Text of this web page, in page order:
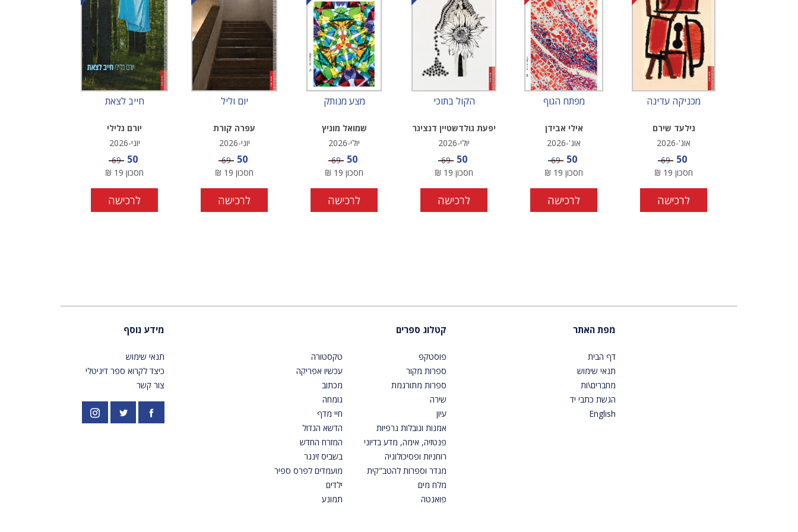
מכניקה עדינה
גילעד שירם
אוג'-2026
מחיר מבצע
50 מחיר
69
חסכון 19
₪
לרכישה
מפתח הגוף
אילי אבידן
אוג'-2026
מחיר מבצע
50 מחיר
69
חסכון 19
₪
לרכישה
הקול בתוכי
יפעת גולדשטיין דנציגר
יולי-2026
מחיר מבצע
50 מחיר
69
חסכון 19
₪
לרכישה
מצע מנותק
שמואל מוניץ
יולי-2026
מחיר מבצע
50 מחיר
69
חסכון 19
₪
לרכישה
יום וליל
עפרה קורת
יוני-2026
מחיר מבצע
50 מחיר
69
חסכון 19
₪
לרכישה
חייב לצאת
יורם גלילי
יוני-2026
מחיר מבצע
50 מחיר
69
חסכון 19
₪
לרכישה
מפת האתר
דף הבית
תנאי שימוש
מחברים\ות
הגשת כתבי יד
English
קטלוג ספרים
פוסטקפ
ספרות מקור
ספרות מתורגמת
שירה
עיון
אמנות ונובלות גרפיות
פנטזיה, אימה, מדע בדיוני
רוחניות ופסיכולוגיה
מגדר וספרות להטב"קית
מלח מים
פואנטה
טקסטורה
עכשיו אפריקה
מכתוב
גומחה
חיי מדף
הדשא הגדול
המזרח החדש
בשביס זינגר
מועמדים לפרס ספיר
ילדים
תמונע
מידע נוסף
תנאי שימוש
כיצד לקרוא ספר דיגיטלי
צור קשר
פייסבוק PardesPublish
אינסטגרם